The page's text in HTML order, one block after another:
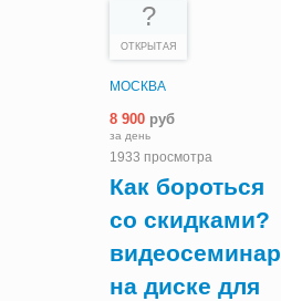
?
ОТКРЫТАЯ
МОСКВА
8 900 руб
за день
1933 просмотра
Как бороться
со скидками?
видеосеминар
на диске для